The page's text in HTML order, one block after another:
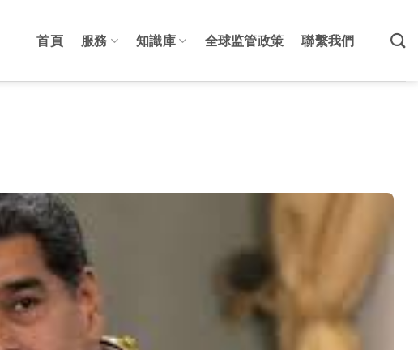
首頁 服務 知識庫 全球监管政策 聯繫我們